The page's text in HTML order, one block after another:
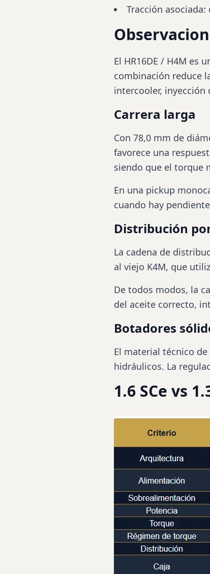
Tracción asociada:
El HR16DE / H4M es
combinación reduce
intercooler, inyección
Carrera larga
Con 78,0 mm de
favorece una
siendo que el torque
En una pickup
cuando hay
Distribución
La cadena de
al viejo K4M, que
De todos modos, la
del aceite correcto,
Botadores
El material técnico
hidráulicos. La
1.6 SCe vs